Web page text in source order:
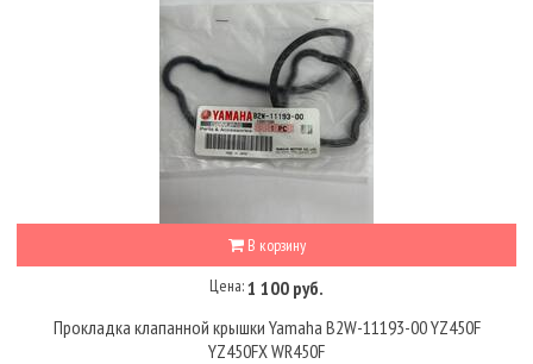
В корзину
Цена:1 100 руб.
Прокладка клапанной крышки Yamaha B2W-11193-00 YZ450F
YZ450FX WR450F